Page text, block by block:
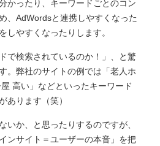
かったり、キーワードごとのコン
、AdWordsと連携しやすくなった
しやすくなったりします。
で検索されているのか！」、と驚
。弊社のサイトの例では「老人ホ
高い」などといったキーワード
あります（笑）
いか、と思ったりするのですが、
ンサイト＝ユーザーの本音」を把